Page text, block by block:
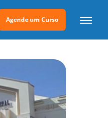
Agende um Curso